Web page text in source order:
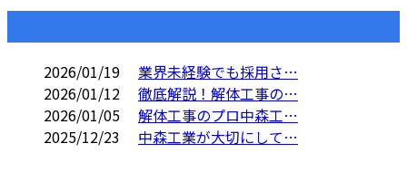
2026/01/19
業界未経験でも採用さ…
2026/01/12
徹底解説！解体工事の…
2026/01/05
解体工事のプロ中森工…
2025/12/23
中森工業が大切にして…